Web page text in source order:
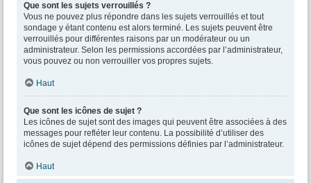
Que sont les sujets verrouillés ?
Vous ne pouvez plus répondre dans les sujets verrouillés et tout
sondage y étant contenu est alors terminé. Les sujets peuvent être
verrouillés pour différentes raisons par un modérateur ou un
administrateur. Selon les permissions accordées par l’administrateur,
vous pouvez ou non verrouiller vos propres sujets.
Haut
Que sont les icônes de sujet ?
Les icônes de sujet sont des images qui peuvent être associées à des
messages pour refléter leur contenu. La possibilité d’utiliser des
icônes de sujet dépend des permissions définies par l’administrateur.
Haut